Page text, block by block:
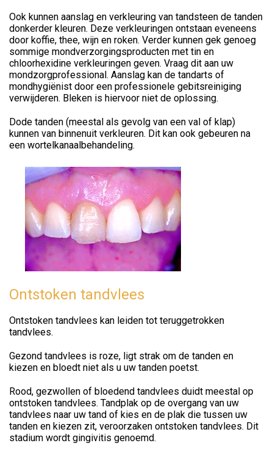
Ook kunnen aanslag en verkleuring van tandsteen de tanden
donkerder kleuren. Deze verkleuringen ontstaan eveneens
door koffie, thee, wijn en roken. Verder kunnen gek genoeg
sommige mondverzorgingsproducten met tin en
chloorhexidine verkleuringen geven. Vraag dit aan uw
mondzorgprofessional. Aanslag kan de tandarts of
mondhygiënist door een professionele gebitsreiniging
verwijderen. Bleken is hiervoor niet de oplossing.
Dode tanden (meestal als gevolg van een val of klap)
kunnen van binnenuit verkleuren. Dit kan ook gebeuren na
een wortelkanaalbehandeling.
Ontstoken tandvlees
Ontstoken tandvlees kan leiden tot teruggetrokken
tandvlees.
Gezond tandvlees is roze, ligt strak om de tanden en
kiezen en bloedt niet als u uw tanden poetst.
Rood, gezwollen of bloedend tandvlees duidt meestal op
ontstoken tandvlees. Tandplak op de overgang van uw
tandvlees naar uw tand of kies en de plak die tussen uw
tanden en kiezen zit, veroorzaken ontstoken tandvlees. Dit
stadium wordt gingivitis genoemd.